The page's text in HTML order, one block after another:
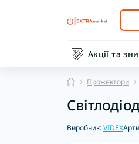
Акції та
Прожектори
Виробник:VIDEX